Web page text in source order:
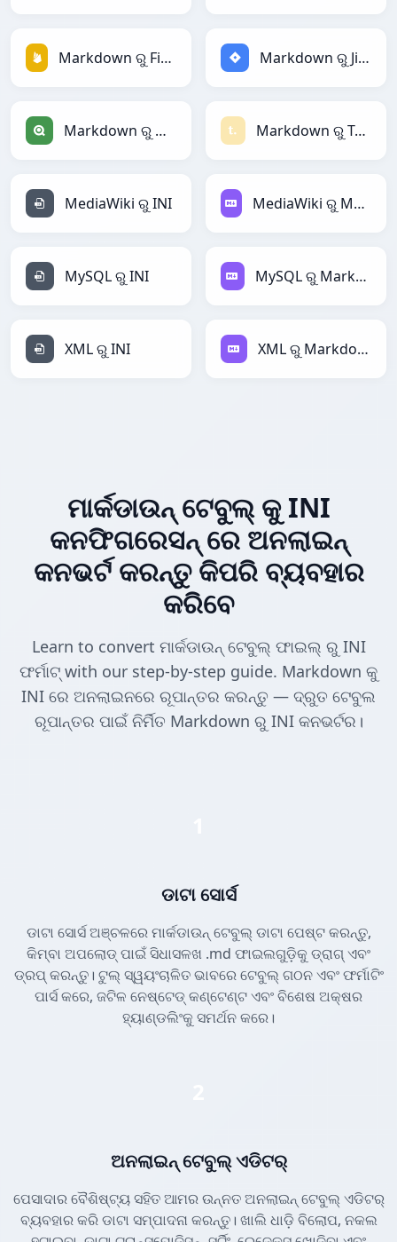
Markdown ରୁ Firebase Markdown ରୁ Jira
Markdown ରୁ Qlik Markdown ରୁ Textile
MediaWiki ରୁ INI MediaWiki ରୁ Markdown
MySQL ରୁ INI MySQL ରୁ Markdown
XML ରୁ INI XML ରୁ Markdown
ମାର୍କଡାଉନ୍ ଟେବୁଲ୍ କୁ INI
କନଫିଗରେସନ୍ ରେ ଅନଲାଇନ୍
କନଭର୍ଟ କରନ୍ତୁ କିପରି ବ୍ୟବହାର
କରିବେ
Learn to convert ମାର୍କଡାଉନ୍ ଟେବୁଲ୍ ଫାଇଲ୍ ରୁ INI
ଫର୍ମାଟ୍ with our step-by-step guide. Markdown କୁ
INI ରେ ଅନଲାଇନରେ ରୂପାନ୍ତର କରନ୍ତୁ — ଦ୍ରୁତ ଟେବୁଲ
ରୂପାନ୍ତର ପାଇଁ ନିର୍ମିତ Markdown ରୁ INI କନଭର୍ଟର।
ଡାଟା ସୋର୍ସ
ଡାଟା ସୋର୍ସ ଅଞ୍ଚଳରେ ମାର୍କଡାଉନ୍ ଟେବୁଲ୍ ଡାଟା ପେଷ୍ଟ କରନ୍ତୁ,
କିମ୍ବା ଅପଲୋଡ୍ ପାଇଁ ସିଧାସଳଖ .md ଫାଇଲଗୁଡ଼ିକୁ ଡ୍ରାଗ୍ ଏବଂ
ଡ୍ରପ୍ କରନ୍ତୁ। ଟୁଲ୍ ସ୍ୱୟଂଚାଳିତ ଭାବରେ ଟେବୁଲ୍ ଗଠନ ଏବଂ ଫର୍ମାଟିଂ
ପାର୍ସ କରେ, ଜଟିଳ ନେଷ୍ଟେଡ୍ କଣ୍ଟେଣ୍ଟ ଏବଂ ବିଶେଷ ଅକ୍ଷର
ହ୍ୟାଣ୍ଡଲିଂକୁ ସମର୍ଥନ କରେ।
ଅନଲାଇନ୍ ଟେବୁଲ୍ ଏଡିଟର୍
ପେସାଦାର ବୈଶିଷ୍ଟ୍ୟ ସହିତ ଆମର ଉନ୍ନତ ଅନଲାଇନ୍ ଟେବୁଲ୍ ଏଡିଟର୍
ବ୍ୟବହାର କରି ଡାଟା ସମ୍ପାଦନା କରନ୍ତୁ। ଖାଲି ଧାଡ଼ି ବିଲୋପ, ନକଲ